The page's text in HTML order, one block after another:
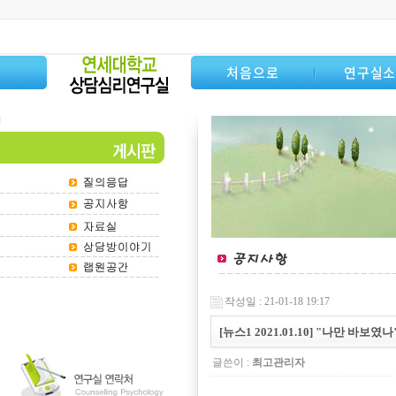
처음으로 연구실
작성일 : 21-01-18 19:17
[뉴스1 2021.01.10] "나만 바보였
글쓴이 : 최고관리자